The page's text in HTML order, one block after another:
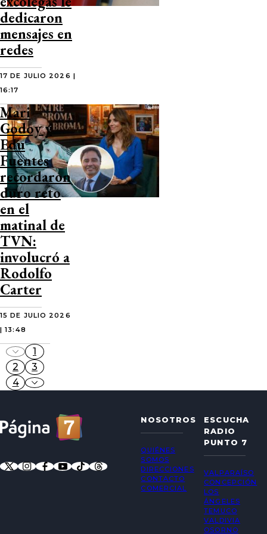
dedicaron
mensajes en
redes
17 DE JULIO 2026 |
16:17
Mari
Godoy y
Edu
Fuentes
recordaron
duro reto
en el
matinal de
TVN:
involucró a
Rodolfo
Carter
15 DE JULIO 2026
| 13:48
1
2
3
4
NOSOTROS
QUIÉNES
SOMOS
DIRECCIONES
CONTACTO
COMERCIAL
ESCUCHA
RADIO
PUNTO 7
VALPARAÍSO
CONCEPCIÓN
LOS
ÁNGELES
TEMUCO
VALDIVIA
OSORNO